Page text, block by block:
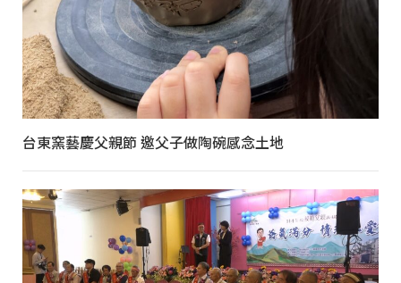
台東窯藝慶父親節 邀父子做陶碗感念土地